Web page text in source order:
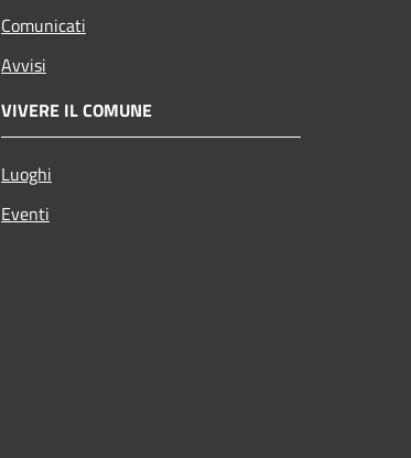
Comunicati
Avvisi
VIVERE IL COMUNE
Luoghi
Eventi